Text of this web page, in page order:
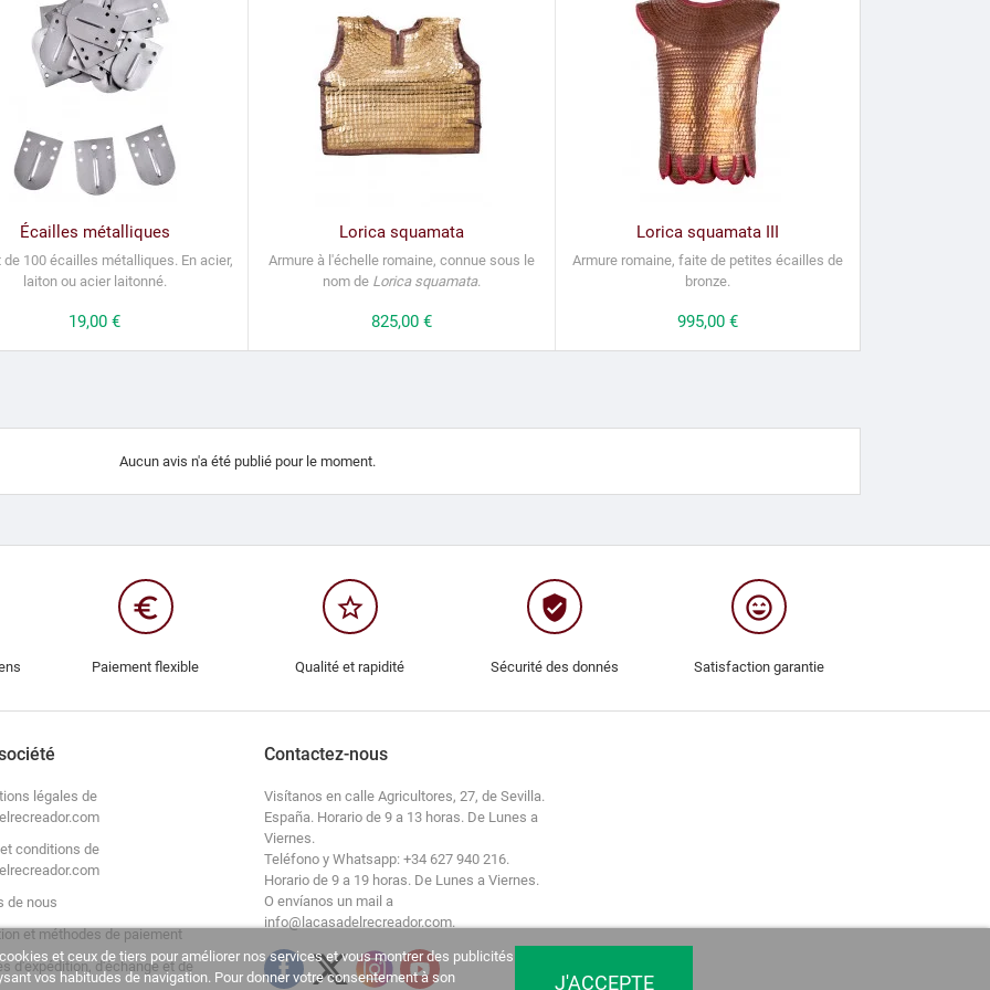
Écailles métalliques
de 100 écailles métalliques. En acier,
laiton ou acier laitonné.
Prix
19,00 €
Lorica squamata
Armure à l'échelle romaine, connue sous le
nom deLorica squamata.
Prix
825,00 €
Lorica squamata III
Armure romaine, faite de petites écailles de
bronze.
Prix
995,00 €
Aucun avis n'a été publié pour le moment.
euro_symbol
Paiement flexible
star_border
Qualité et rapidité
verified_user
Sécurité des donnés
sentiment_very_satisfied
Satisfaction garantie
légales de
conditions de
de nous
et méthodes de paiement
d'expédition, d'échange et de
Contactez-nous
Visítanos en calle Agricultores, 27, de Sevilla.
España. Horario de 9 a 13 horas. De Lunes a
Viernes.
Teléfono y Whatsapp: +34 627 940 216.
Horario de 9 a 19 horas. De Lunes a Viernes.
O envíanos un mail a
info@lacasadelrecreador.com.
et ceux de tiers pour améliorer nos services et vous montrer des publicités
vos habitudes de navigation. Pour donner votre consentement à son
J'ACCEPTE